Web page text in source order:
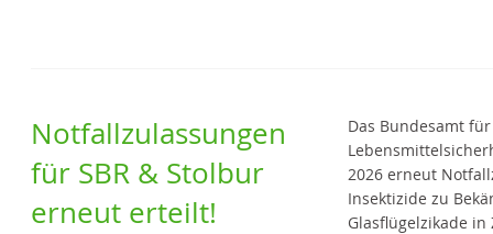
Notfallzulassungen
für SBR & Stolbur
erneut erteilt!
Das Bundesamt
2026 erneut
Insektizide zu
Glasflügelzikade